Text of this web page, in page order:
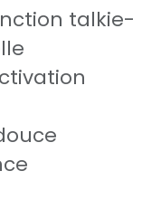
talkie-